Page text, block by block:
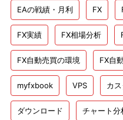
EAの戦績・月利 FX
FX実績 FX相場分析
FX自動売買の環境 FX自
myfxbook VPS カ
ダウンロード チャート分